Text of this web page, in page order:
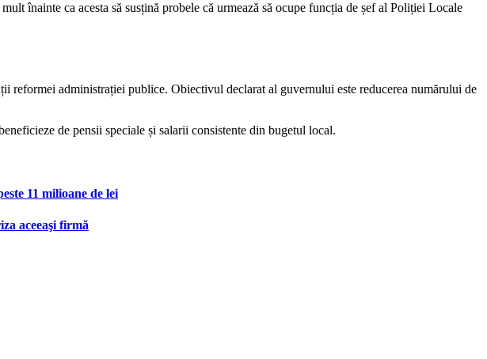
înainte ca acesta să susțină probele că urmează să ocupe funcția de șef al Poliției Locale
administrației publice. Obiectivul declarat al guvernului este reducerea numărului de
de pensii speciale și salarii consistente din bugetul local.
11 milioane de lei
aceeaşi firmă